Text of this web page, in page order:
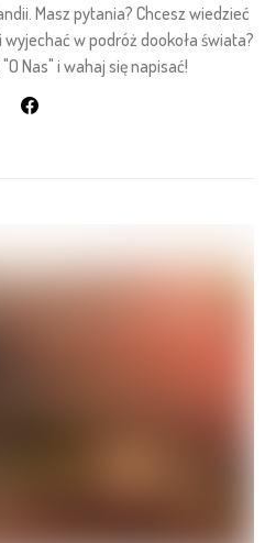
Masz pytania? Chcesz wiedzieć
w podróż dookoła świata?
Nas" i wahaj się napisać!